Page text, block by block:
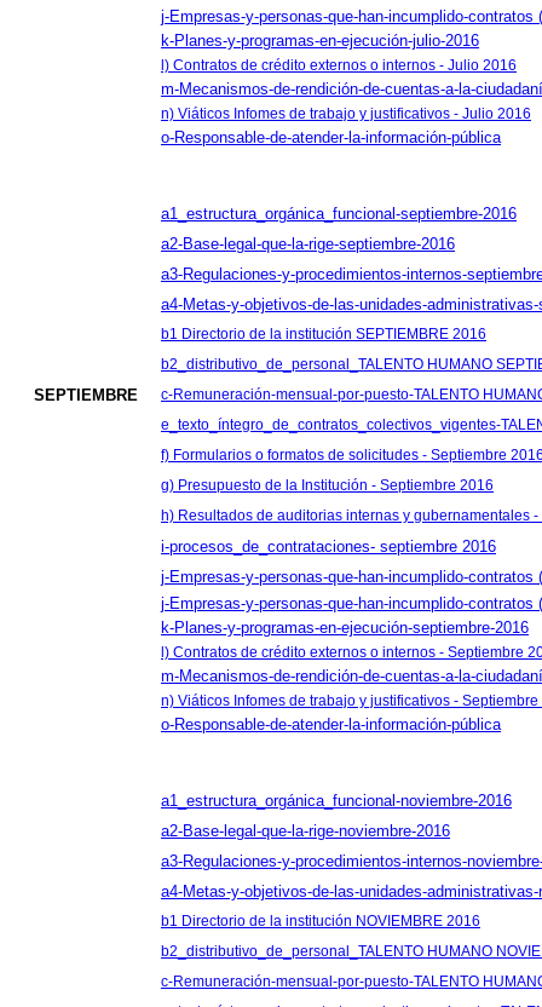
j-Empresas-y-personas-que-han-incumplido-
k-Planes-y-programas-en-ejecución-julio-2016
l) Contratos de crédito externos o internos - Julio 2016
m-Mecanismos-de-rendición-de-cuentas-a-la-
n) Viáticos Infomes de trabajo y justificativos - Julio 2016
o-Responsable-de-atender-la-información-pública
SEPTIEMBRE
a1_estructura_orgánica_funcional-septiembre-2016
a2-Base-legal-que-la-rige-septiembre-2016
a3-Regulaciones-y-procedimientos-internos-
a4-Metas-y-objetivos-de-las-unidades-
b1 Directorio de la institución SEPTIEMBRE 2016
b2_distributivo_de_personal_TALENTO HUMANO
c-Remuneración-mensual-por-puesto-TALENTO
e_texto_íntegro_de_contratos_colectivos_vigentes-
f) Formularios o formatos de solicitudes - Septiembre
g) Presupuesto de la Institución - Septiembre 2016
h) Resultados de auditorias internas y gubernamentales
i-procesos_de_contrataciones- septiembre 2016
j-Empresas-y-personas-que-han-incumplido-contratos
j-Empresas-y-personas-que-han-incumplido-
k-Planes-y-programas-en-ejecución-septiembre-2016
l) Contratos de crédito externos o internos - Septiembre
m-Mecanismos-de-rendición-de-cuentas-a-la-
n) Viáticos Infomes de trabajo y justificativos -
o-Responsable-de-atender-la-información-pública
a1_estructura_orgánica_funcional-noviembre-2016
a2-Base-legal-que-la-rige-noviembre-2016
a3-Regulaciones-y-procedimientos-internos-
a4-Metas-y-objetivos-de-las-unidades-
b1 Directorio de la institución NOVIEMBRE 2016
b2_distributivo_de_personal_TALENTO HUMANO
c-Remuneración-mensual-por-puesto-TALENTO